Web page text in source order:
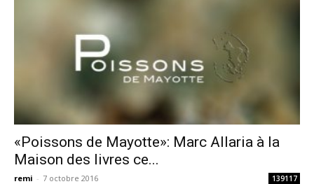
«Poissons de Mayotte»: Marc Allaria à la
Maison des livres ce...
remi - 7 octobre 2016 139117